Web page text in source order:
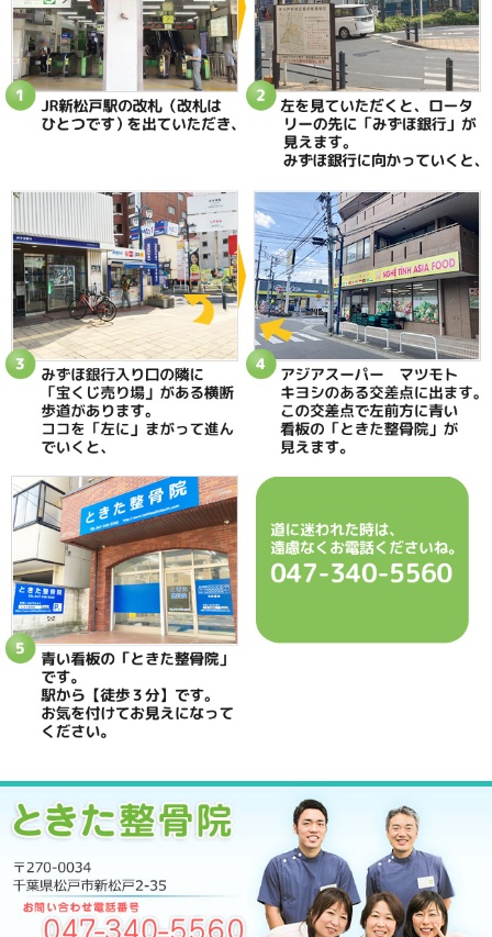
当院へのアクセス情報
ときた整骨院
所在地
〒270-0034 千葉県松戸市新松戸2-35
電話番号
047-340-5560
駐車場
駐車場はありません
予約
完全予約制 お電話にて受付致します
休診日
日曜・祝日
院長
鴇田 晶